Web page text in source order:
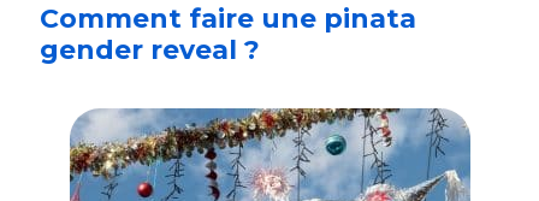
Comment faire une pinata
gender reveal ?